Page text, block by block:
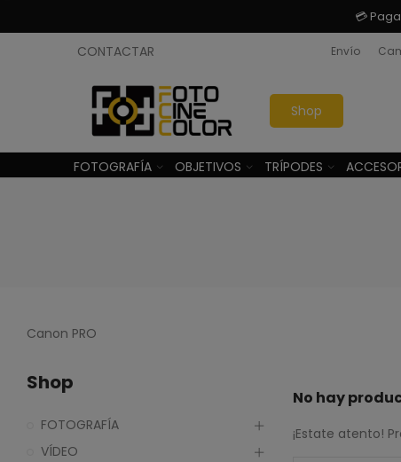
💳
CONTACTAR Envío
Shop
FOTOGRAFÍA OBJETIVOS TRÍPODES
Canon PRO
No hay
¡Estate atento!
Shop
FOTOGRAFÍA
VÍDEO